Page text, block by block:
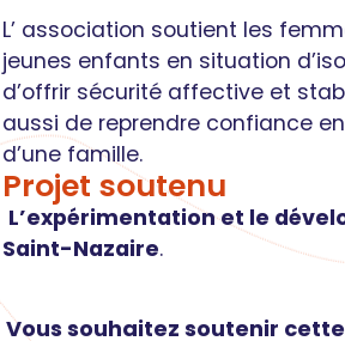
L’ association soutient les
jeunes enfants en situation
d’offrir sécurité affective et
aussi de reprendre confiance
d’une famille.
Projet soutenu
L’expérimentation et le
Saint-Nazaire.
Vous souhaitez soutenir